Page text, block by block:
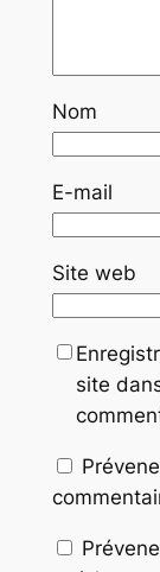
Nom
E-mail
Site web
site